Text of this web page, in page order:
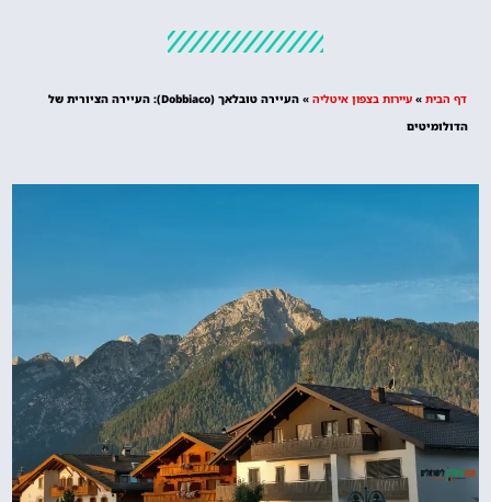
מציאת מלון
דף הבית » עיירות בצפון איטליה »
העיירה טובלאך (Dobbiaco): העיירה הציורית של
הדולומיטים